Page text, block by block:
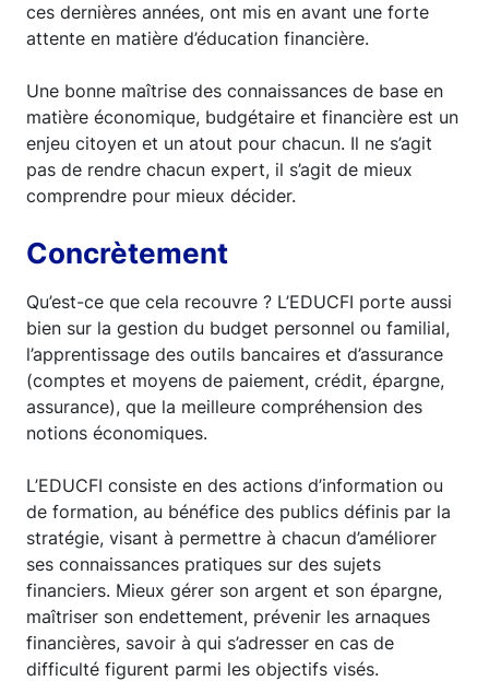
ces dernières années, ont mis en avant une forte
attente en matière d’éducation financière.
Une bonne maîtrise des connaissances de base en
matière économique, budgétaire et financière est un
enjeu citoyen et un atout pour chacun. Il ne s’agit
pas de rendre chacun expert, il s’agit de mieux
comprendre pour mieux décider.
Concrètement
Qu’est-ce que cela recouvre ? L’EDUCFI porte aussi
bien sur la gestion du budget personnel ou familial,
l’apprentissage des outils bancaires et d’assurance
(comptes et moyens de paiement, crédit, épargne,
assurance), que la meilleure compréhension des
notions économiques.
L’EDUCFI consiste en des actions d’information ou
de formation, au bénéfice des publics définis par la
stratégie, visant à permettre à chacun d’améliorer
ses connaissances pratiques sur des sujets
financiers. Mieux gérer son argent et son épargne,
maîtriser son endettement, prévenir les arnaques
financières, savoir à qui s’adresser en cas de
difficulté figurent parmi les objectifs visés.